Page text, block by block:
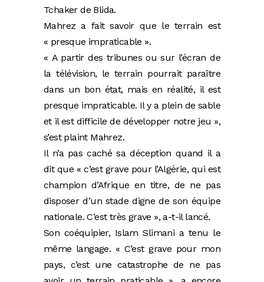
Tchaker de Blida.
Mahrez a fait savoir que le terrain est
« presque impraticable ».
« A partir des tribunes ou sur l’écran de
la télévision, le terrain pourrait paraître
dans un bon état, mais en réalité, il est
presque impraticable. Il y a plein de sable
et il est difficile de développer notre jeu »,
s’est plaint Mahrez.
Il n’a pas caché sa déception quand il a
dit que « c’est grave pour l’Algérie, qui est
champion d’Afrique en titre, de ne pas
disposer d’un stade digne de son équipe
nationale. C’est très grave », a-t-il lancé.
Son coéquipier, Islam Slimani a tenu le
même langage. « C’est grave pour mon
pays, c’est une catastrophe de ne pas